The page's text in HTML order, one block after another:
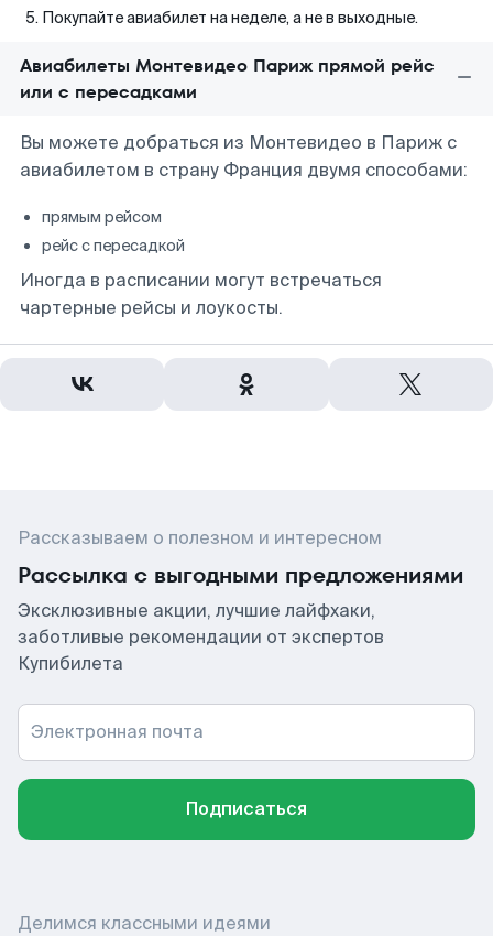
Покупайте авиабилет на неделе, а не в выходные.
Авиабилеты Монтевидео Париж прямой рейс
или с пересадками
Вы можете добраться из Монтевидео в Париж с
авиабилетом в страну Франция двумя способами:
прямым рейсом
рейс с пересадкой
Иногда в расписании могут встречаться
чартерные рейсы и лоукосты.
Рассказываем о полезном и интересном
Рассылка с выгодными предложениями
Эксклюзивные акции, лучшие лайфхаки,
заботливые рекомендации от экспертов
Купибилета
Электронная почта
Подписаться
Делимся классными идеями